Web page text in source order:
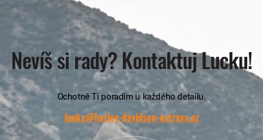
Nevíš si rady? Kontaktuj Lucku!
Ochotně Ti poradím u každého detailu.
lucka@harley-davidson-ostrava.cz